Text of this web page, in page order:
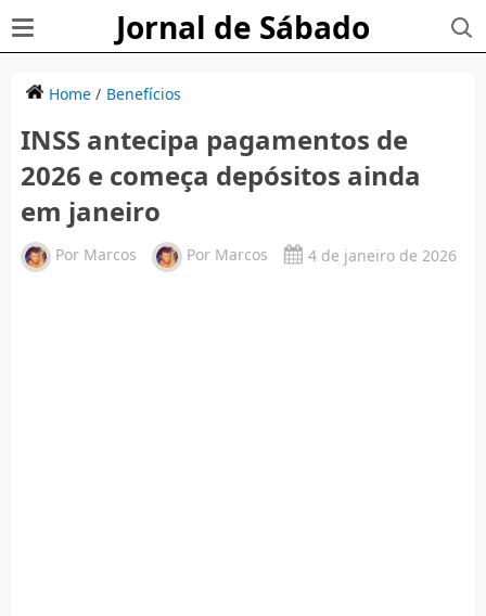
Jornal de Sábado
Home/ Benefícios
INSS antecipa pagamentos de
2026 e começa depósitos ainda
em janeiro
Por Marcos Por Marcos 4 de janeiro de 2026